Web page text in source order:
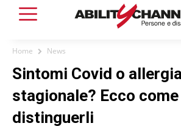
Home News
Sintomi Covid o allergia
stagionale? Ecco come
distinguerli